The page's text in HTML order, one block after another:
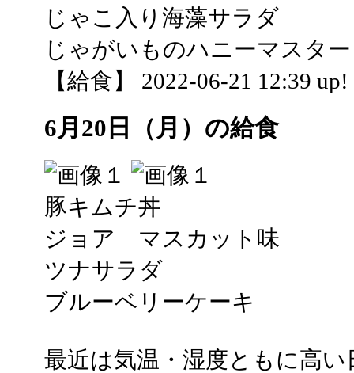
じゃこ入り海藻サラダ
じゃがいものハニーマスタ
【給食】 2022-06-21 12:39 up!
6月20日（月）の給食
豚キムチ丼
ジョア マスカット味
ツナサラダ
ブルーベリーケーキ
最近は気温・湿度ともに高